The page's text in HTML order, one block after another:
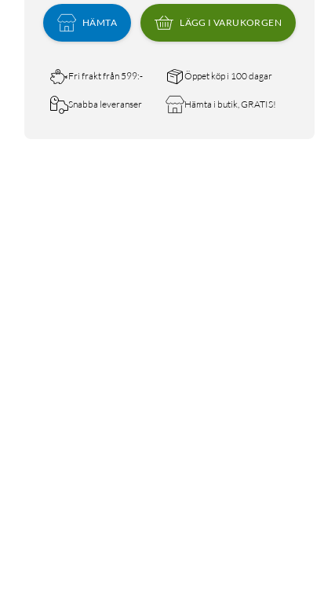
HÄMTA LÄGG I VARUKORGEN
Fri frakt från 599:- Öppet köp i 100 dagar
Snabba leveranser Hämta i butik, GRATIS!